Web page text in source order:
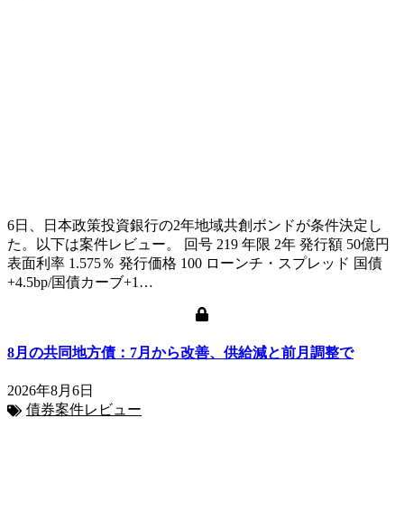
6日、日本政策投資銀行の2年地域共創ボンドが条件決定し
た。以下は案件レビュー。 回号 219 年限 2年 発行額 50億円
表面利率 1.575％ 発行価格 100 ローンチ・スプレッド 国債
+4.5bp/国債カーブ+1…
8月の共同地方債：7月から改善、供給減と前月調整で
2026年8月6日
債券案件レビュー